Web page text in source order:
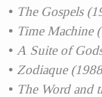
The Gospels
Time Machine
A Suite of
Zodiaque
The Word and